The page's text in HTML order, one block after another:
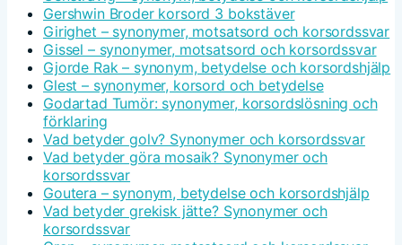
Gershwin Broder korsord 3 bokstäver
Girighet – synonymer, motsatsord och korsordssvar
Gissel – synonymer, motsatsord och korsordssvar
Gjorde Rak – synonym, betydelse och korsordshjälp
Glest – synonymer, korsord och betydelse
Godartad Tumör: synonymer, korsordslösning och
förklaring
Vad betyder golv? Synonymer och korsordssvar
Vad betyder göra mosaik? Synonymer och
korsordssvar
Goutera – synonym, betydelse och korsordshjälp
Vad betyder grekisk jätte? Synonymer och
korsordssvar